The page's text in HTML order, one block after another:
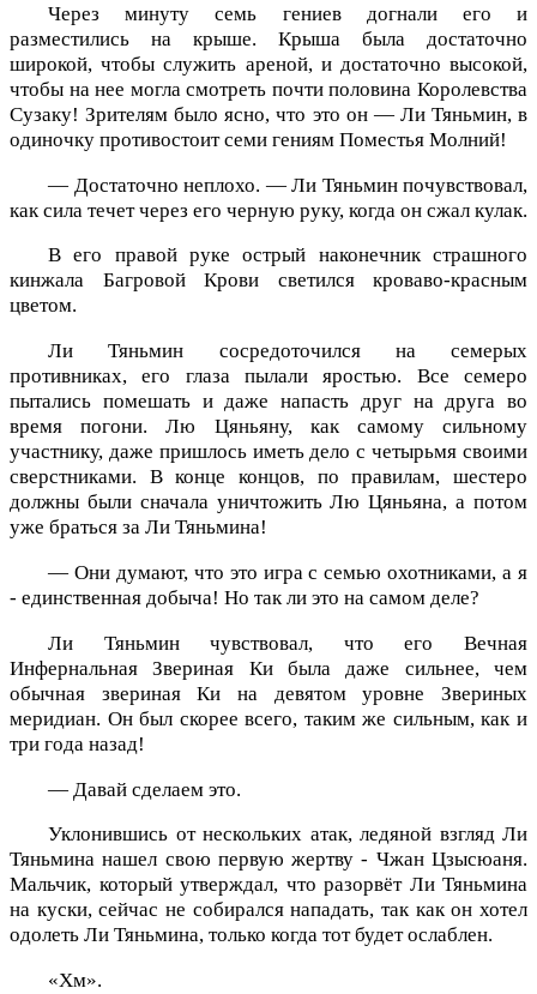
Через минуту семь гениев догнали его и
разместились на крыше. Крыша была достаточно
широкой, чтобы служить ареной, и достаточно высокой,
чтобы на нее могла смотреть почти половина Королевства
Сузаку! Зрителям было ясно, что это он — Ли Тяньмин, в
одиночку противостоит семи гениям Поместья Молний!
— Достаточно неплохо. — Ли Тяньмин почувствовал,
как сила течет через его черную руку, когда он сжал кулак.
В его правой руке острый наконечник страшного
кинжала Багровой Крови светился кроваво-красным
цветом.
Ли Тяньмин сосредоточился на семерых
противниках, его глаза пылали яростью. Все семеро
пытались помешать и даже напасть друг на друга во
время погони. Лю Цяньяну, как самому сильному
участнику, даже пришлось иметь дело с четырьмя своими
сверстниками. В конце концов, по правилам, шестеро
должны были сначала уничтожить Лю Цяньяна, а потом
уже браться за Ли Тяньмина!
— Они думают, что это игра с семью охотниками, а я
- единственная добыча! Но так ли это на самом деле?
Ли Тяньмин чувствовал, что его Вечная
Инфернальная Звериная Ки была даже сильнее, чем
обычная звериная Ки на девятом уровне Звериных
меридиан. Он был скорее всего, таким же сильным, как и
три года назад!
— Давай сделаем это.
Уклонившись от нескольких атак, ледяной взгляд Ли
Тяньмина нашел свою первую жертву - Чжан Цзысюаня.
Мальчик, который утверждал, что разорвёт Ли Тяньмина
на куски, сейчас не собирался нападать, так как он хотел
одолеть Ли Тяньмина, только когда тот будет ослаблен.
«Хм».